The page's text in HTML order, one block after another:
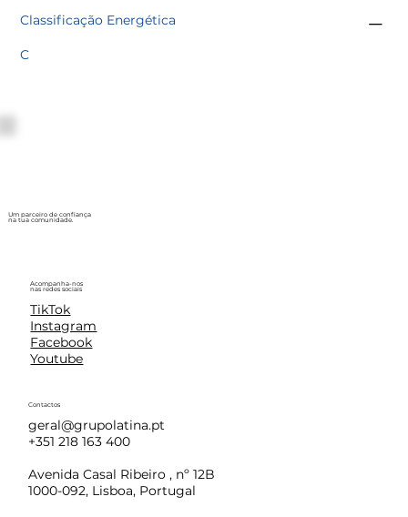
Classificação Energética
C
Um parceiro de confiança
na tua comunidade.
Acompanha-nos
nas redes sociais
TikTok
Instagram
Facebook
Youtube
Contactos
geral@grupolatina.pt
+351 218 163 400
Avenida Casal Ribeiro , nº 12B
1000-092, Lisboa, Portugal